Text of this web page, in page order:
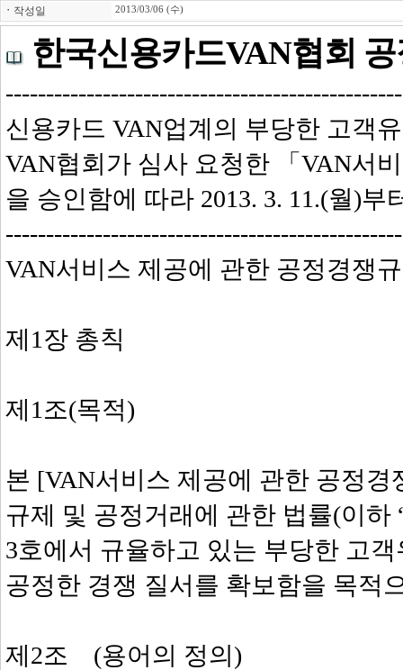
ㆍ 작성일 2013/03/06 (수)
한국신용카드VAN협회
신용카드 VAN업계의 부당한 고객
VAN협회가 심사 요청한 「VAN서
을 승인함에 따라 2013. 3. 11.(월)부
VAN서비스 제공에 관한 공정경쟁
제1장 총칙
제1조(목적)
본 [VAN서비스 제공에 관한 공정
규제 및 공정거래에 관한 법률(이하
3호에서 규율하고 있는 부당한 고
공정한 경쟁 질서를 확보함을 목적
제2조 (용어의 정의)